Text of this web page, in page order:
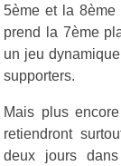
5ème et la
prend la 7ème
un jeu
supporters.
Mais plus
retiendront
deux jours